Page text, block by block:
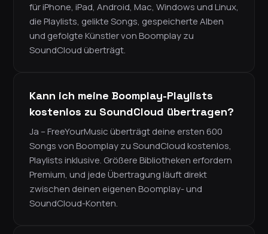
für iPhone, iPad, Android, Mac, Windows und Linux,
die Playlists, gelikte Songs, gespeicherte Alben
und gefolgte Künstler von Boomplay zu
SoundCloud überträgt.
Kann ich meine Boomplay-Playlists
kostenlos zu SoundCloud übertragen?
Ja – FreeYourMusic überträgt deine ersten 600
Songs von Boomplay zu SoundCloud kostenlos,
Playlists inklusive. Größere Bibliotheken erfordern
Premium, und jede Übertragung läuft direkt
zwischen deinen eigenen Boomplay- und
SoundCloud-Konten.